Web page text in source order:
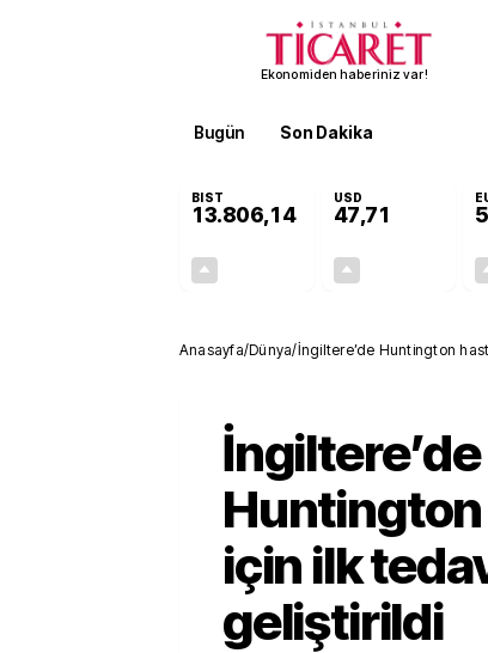
Ekonomiden haberiniz var!
Bugün Son Dakika
BIST
13.806,14
USD
47,71
Anasayfa/Dünya/İngiltere’de Huntington
İngiltere’de
Huntington
için ilk
geliştirildi